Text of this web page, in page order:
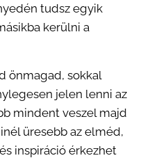
tudsz egyik
kerülni a
önmagad, sokkal
jelen lenni az
mindent veszel majd
üresebb az elméd,
inspiráció érkezhet